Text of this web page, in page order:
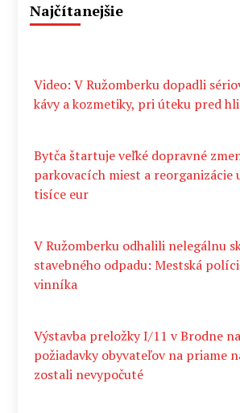
Najčítanejšie
Video: V Ružomberku dopadli
kávy a kozmetiky, pri úteku pred
Bytča štartuje veľké dopravné
parkovacích miest a reorganizácie
tisíce eur
V Ružomberku odhalili nelegálnu
stavebného odpadu: Mestská
vinníka
Výstavba preložky I/11 v Brodne
požiadavky obyvateľov na priame
zostali nevypočuté